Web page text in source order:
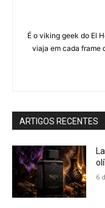
É o viking geek do El
viaja em cada frame
ARTIGOS RECENTES
6